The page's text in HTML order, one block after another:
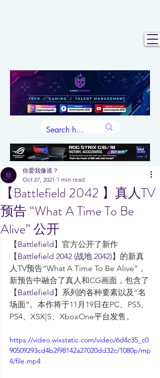
【Battlefield 2042 】真人TV
预告 “What A Time To Be
Alive” 公开
你爱我像谁？
Oct 27, 2021 1 min read
【Battlefield】官方公开了新作
【Battlefield 2042 (战地 2042)】的新真
人TV预告“What A Time To Be Alive”，
新预告中融合了真人和CG画面，包含了
【Battlefield】系列的各种要素以及“名
场面”。本作将于11月19日在PC、PS5、
PS4、XSX|S、XboxOne平台发售。
https://video.wixstatic.com/video/6d4c35_c0
90509293cd4b2f98142a27020dd32c/1080p/mp
4/file.mp4